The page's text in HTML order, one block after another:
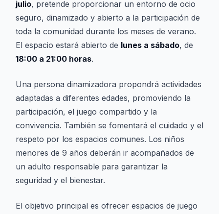
julio, pretende proporcionar un entorno de ocio
seguro, dinamizado y abierto a la participación de
toda la comunidad durante los meses de verano.
El espacio estará abierto de lunes a sábado, de
18:00 a 21:00 horas.
Una persona dinamizadora propondrá actividades
adaptadas a diferentes edades, promoviendo la
participación, el juego compartido y la
convivencia. También se fomentará el cuidado y el
respeto por los espacios comunes. Los niños
menores de 9 años deberán ir acompañados de
un adulto responsable para garantizar la
seguridad y el bienestar.
El objetivo principal es ofrecer espacios de juego